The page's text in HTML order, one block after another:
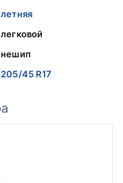
летняя
легковой
нешип
205/45 R17